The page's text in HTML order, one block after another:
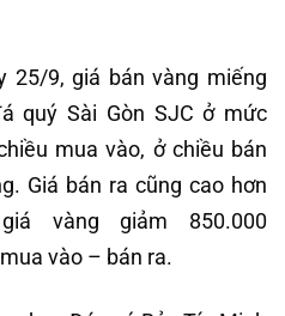
25/9, giá bán vàng miếng
quý Sài Gòn SJC ở mức
mua vào, ở chiều bán
Giá bán ra cũng cao hơn
vàng giảm 850.000
vào – bán ra.